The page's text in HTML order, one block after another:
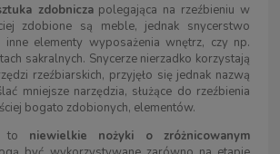
zdobniczapolegająca na rzeźbieniu w
zdobione są meble, jednak snycerstwo
inne elementy wyposażenia wnętrz, czy np.
sakralnych. Snycerze nierzadko korzystają
rzeźbiarskich, przyjęło się jednak nazwą
mniejsze narzędzia, służące do rzeźbienia
bogato zdobionych, elementów.
to niewielkie nożyki o zróżnicowanym